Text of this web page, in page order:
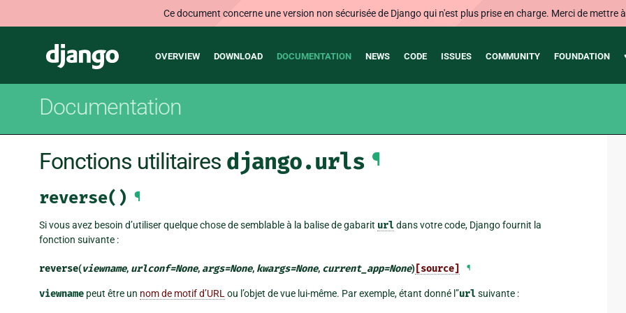
Ce document concerne une version non sécurisée de Django qui n'est plus prise en charge. Merci de mettre
Django
Main
OVERVIEW DOWNLOAD DOCUMENTATION NEWS CODE ISSUES COMMUNITY FOUNDATION
Documentation
Fonctions utilitaires django.urls ¶
reverse() ¶
Si vous avez besoin d’utiliser quelque chose de semblable à la balise de gabarit urldans votre code, Django fournit la
fonction suivante :
reverse(viewname, urlconf=None, args=None, kwargs=None, current_app=None) [source] ¶
viewname peut être un nom de motif d’URL ou l’objet de vue lui-même. Par exemple, étant donné l”urlsuivante :